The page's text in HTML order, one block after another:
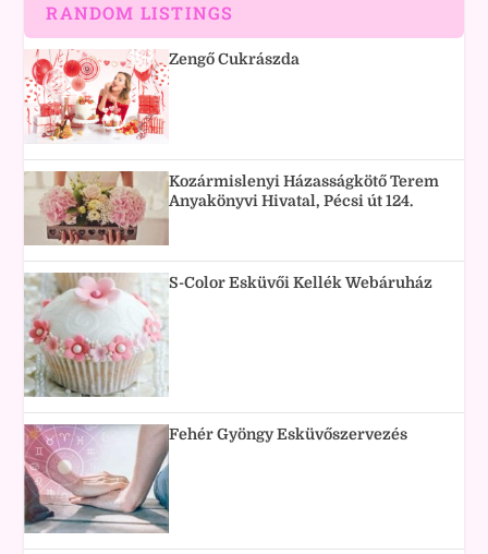
RANDOM LISTINGS
Zengő Cukrászda
Kozármislenyi Házasságkötő Terem
Anyakönyvi Hivatal, Pécsi út 124.
S-Color Esküvői Kellék Webáruház
Fehér Gyöngy Esküvőszervezés